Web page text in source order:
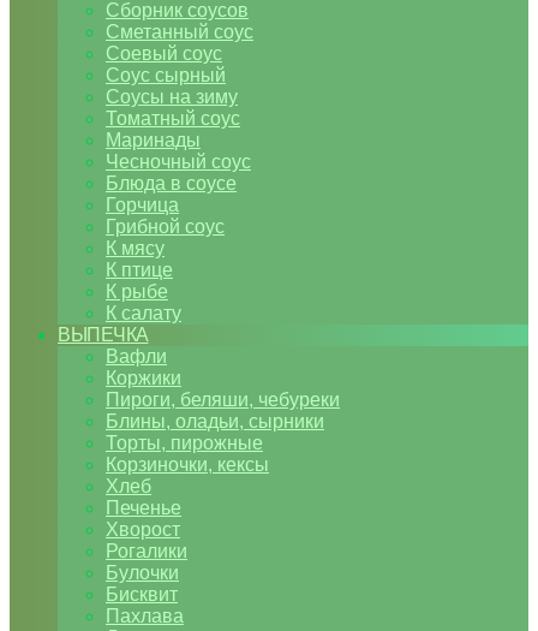
Сборник соусов
Сметанный соус
Соевый соус
Соус сырный
Соусы на зиму
Томатный соус
Маринады
Чесночный соус
Блюда в соусе
Горчица
Грибной соус
К мясу
К птице
К рыбе
К салату
ВЫПЕЧКА
Вафли
Коржики
Пироги, беляши, чебуреки
Блины, оладьи, сырники
Торты, пирожные
Корзиночки, кексы
Хлеб
Печенье
Хворост
Рогалики
Булочки
Бисквит
Пахлава